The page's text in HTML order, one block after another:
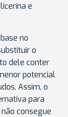
e
no
o
dele conter
potencial
Assim, o
para
consegue